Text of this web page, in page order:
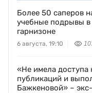
Более 50 саперов
учебные подрывы в
гарнизоне
6 августа, 19:10
«Не имела
публикаций и
Бажкеновой» –